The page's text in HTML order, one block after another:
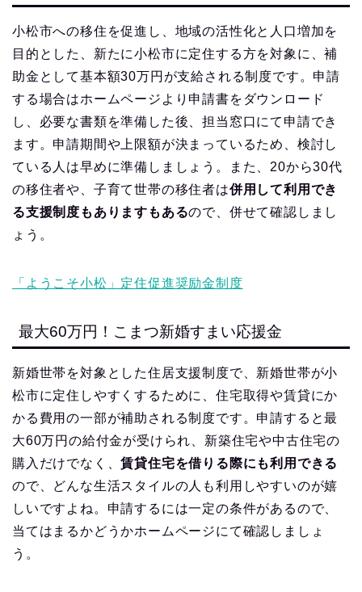
小松市への移住を促進し、地域の活性化と人口増加を
目的とした、新たに小松市に定住する方を対象に、補
助金として基本額30万円が支給される制度です。申請
する場合はホームページより申請書をダウンロード
し、必要な書類を準備した後、担当窓口にて申請でき
ます。申請期間や上限額が決まっているため、検討し
ている人は早めに準備しましょう。また、20から30代
の移住者や、子育て世帯の移住者は併用して利用でき
る支援制度もありますもあるので、併せて確認しまし
ょう。
「ようこそ小松」定住促進奨励金制度
最大60万円！こまつ新婚すまい応援金
新婚世帯を対象とした住居支援制度で、新婚世帯が小
松市に定住しやすくするために、住宅取得や賃貸にか
かる費用の一部が補助される制度です。申請すると最
大60万円の給付金が受けられ、新築住宅や中古住宅の
購入だけでなく、賃貸住宅を借りる際にも利用できる
ので、どんな生活スタイルの人も利用しやすいのが嬉
しいですよね。申請するには一定の条件があるので、
当てはまるかどうかホームページにて確認しましょ
う。